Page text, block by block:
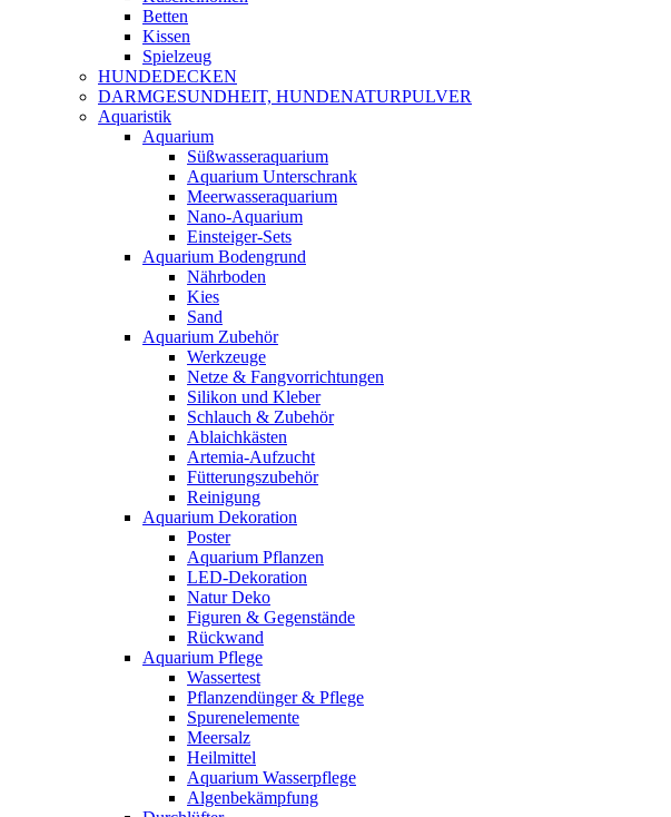
Betten
Kissen
Spielzeug
HUNDEDECKEN
DARMGESUNDHEIT, HUNDENATURPULVER
Aquaristik
Aquarium
Süßwasseraquarium
Aquarium Unterschrank
Meerwasseraquarium
Nano-Aquarium
Einsteiger-Sets
Aquarium Bodengrund
Nährboden
Kies
Sand
Aquarium Zubehör
Werkzeuge
Netze & Fangvorrichtungen
Silikon und Kleber
Schlauch & Zubehör
Ablaichkästen
Artemia-Aufzucht
Fütterungszubehör
Reinigung
Aquarium Dekoration
Poster
Aquarium Pflanzen
LED-Dekoration
Natur Deko
Figuren & Gegenstände
Rückwand
Aquarium Pflege
Wassertest
Pflanzendünger & Pflege
Spurenelemente
Meersalz
Heilmittel
Aquarium Wasserpflege
Algenbekämpfung